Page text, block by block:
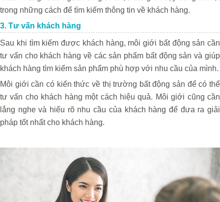
trong những cách để tìm kiếm thông tin về khách hàng.
3. Tư vấn khách hàng
Sau khi tìm kiếm được khách hàng, môi giới bất động sản cần
tư vấn cho khách hàng về các sản phẩm bất động sản và giúp
khách hàng tìm kiếm sản phẩm phù hợp với nhu cầu của mình.
Môi giới cần có kiến thức về thị trường bất động sản để có thể
tư vấn cho khách hàng một cách hiệu quả. Môi giới cũng cần
lắng nghe và hiểu rõ nhu cầu của khách hàng để đưa ra giải
pháp tốt nhất cho khách hàng.